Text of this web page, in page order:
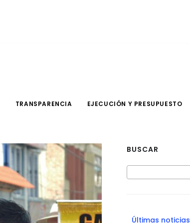
TRANSPARENCIA EJECUCIÓN Y PRESUPUESTO
BUSCAR
Últimas noticias